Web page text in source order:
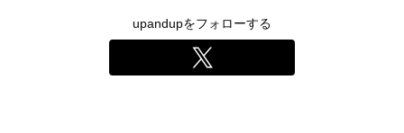
upandupをフォローする